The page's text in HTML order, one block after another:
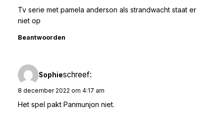
Tv serie met pamela anderson als strandwacht staat er
niet op
Beantwoorden
Sophieschreef:
8 december 2022 om 4:17 am
Het spel pakt Panmunjon niet.